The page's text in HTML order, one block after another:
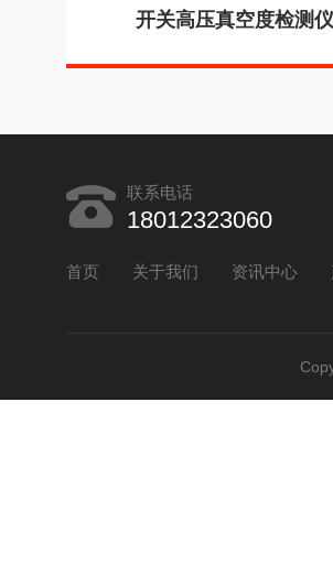
开关高压真空度检测仪
联系电话
18012323060
首页 关于我们 资讯中心